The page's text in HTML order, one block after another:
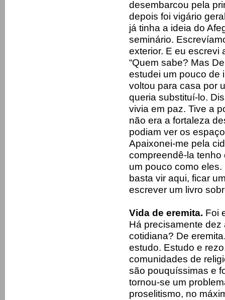
desembarcou pela
depois foi vigário
já tinha a ideia do
seminário.
exterior. E eu escrevi
“Quem sabe? Mas
estudei um pouco de
voltou para casa por
queria substituí-lo.
vivia em paz. Tive a
não era a fortaleza
podiam ver os
Apaixonei-me pela
compreendê-la tenho
um pouco como
basta vir aqui, ficar
escrever um livro
Vida de eremita. Foi
Há precisamente dez
cotidiana? De
estudo. Estudo e
comunidades de
são pouquíssimas e
tornou-se um
proselitismo, no